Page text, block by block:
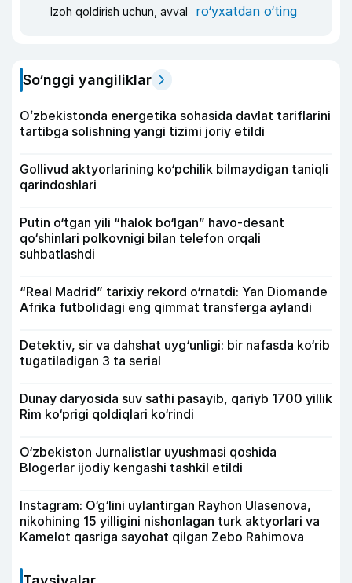
Izoh qoldirish uchun, avval ro‘yxatdan o‘ting
So‘nggi yangiliklar
Oʻzbekistonda energetika sohasida davlat tariflarini
tartibga solishning yangi tizimi joriy etildi
Gollivud aktyorlarining ko‘pchilik bilmaydigan taniqli
qarindoshlari
Putin o‘tgan yili “halok bo‘lgan” havo-desant
qo‘shinlari polkovnigi bilan telefon orqali
suhbatlashdi
“Real Madrid” tarixiy rekord o‘rnatdi: Yan Diomande
Afrika futbolidagi eng qimmat transferga aylandi
Detektiv, sir va dahshat uyg‘unligi: bir nafasda ko‘rib
tugatiladigan 3 ta serial
Dunay daryosida suv sathi pasayib, qariyb 1700 yillik
Rim ko‘prigi qoldiqlari ko‘rindi
O‘zbekiston Jurnalistlar uyushmasi qoshida
Blogerlar ijodiy kengashi tashkil etildi
Instagram: O‘g‘lini uylantirgan Rayhon Ulasenova,
nikohining 15 yilligini nishonlagan turk aktyorlari va
Kamelot qasriga sayohat qilgan Zebo Rahimova